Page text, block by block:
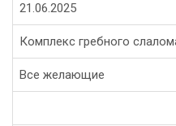
21.06.2025
Комплекс гребного
Все желающие